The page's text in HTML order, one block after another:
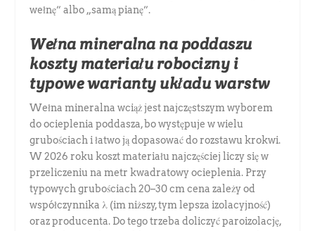
wełnę” albo „samą pianę”.
Wełna mineralna na poddaszu
koszty materiału robocizny i
typowe warianty układu warstw
Wełna mineralna wciąż jest najczęstszym wyborem
do ocieplenia poddasza, bo występuje w wielu
grubościach i łatwo ją dopasować do rozstawu krokwi.
W 2026 roku koszt materiału najczęściej liczy się w
przeliczeniu na metr kwadratowy ocieplenia. Przy
typowych grubościach 20–30 cm cena zależy od
współczynnika λ (im niższy, tym lepsza izolacyjność)
oraz producenta. Do tego trzeba doliczyć paroizolację,